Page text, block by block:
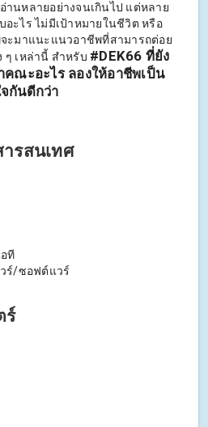
านหลายอย่างจนเกินไป แต่หลาย
อะไร ไม่มีเป้าหมายในชีวิต หรือ
จะมาแนะแนวอาชีพที่สามารถต่อย
ๆ เหล่านี้ สำหรับ #DEK66 ที่ยัง
คณะอะไร ลองให้อาชีพเป็น
กันดีกว่า
รสนเทศ
ที
ร์/ซอฟต์แวร์
ร์